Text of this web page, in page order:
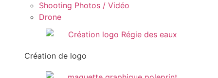
Shooting Photos / Vidéo
Drone
Création de logo